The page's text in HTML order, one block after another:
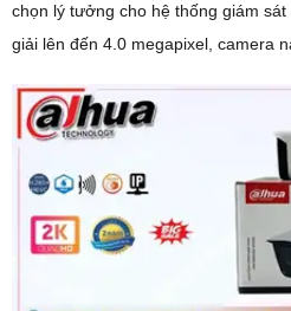
chọn lý tưởng cho hệ thống giám sát chất
giải lên đến 4.0 megapixel, camera